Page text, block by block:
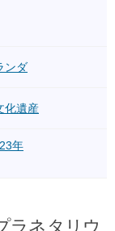
ンダ
化遺産
年
ラネタリウ